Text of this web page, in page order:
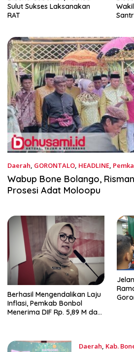
Sulut Sukses Laksanakan
RAT
Daerah, GORONTALO, HEADLINE,
2025
Wabup Bone Bolango,
Prosesi Adat Moloopu
Berhasil Mengendalikan Laju
Inflasi, Pemkab Bonbol
Menerima DIF Rp. 5,89 M dari
Daerah Kab.